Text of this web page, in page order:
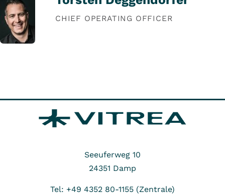
CHIEF OPERATING OFFICER
Seeuferweg 10
24351 Damp
Tel: +49 4352 80-1155 (Zentrale)